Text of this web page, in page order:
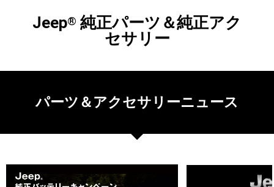
Jeep® 純正パーツ＆純正アク
セサリー
パーツ＆アクセサリーニュース